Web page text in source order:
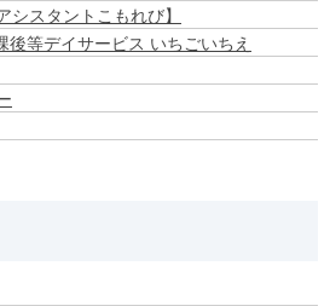
シスタントこもれび】
等デイサービス いちごいちえ